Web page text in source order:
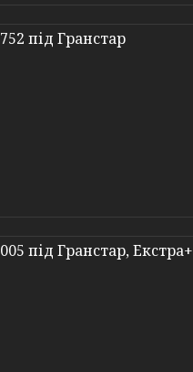
під Гранстар
під Гранстар, Екстра+